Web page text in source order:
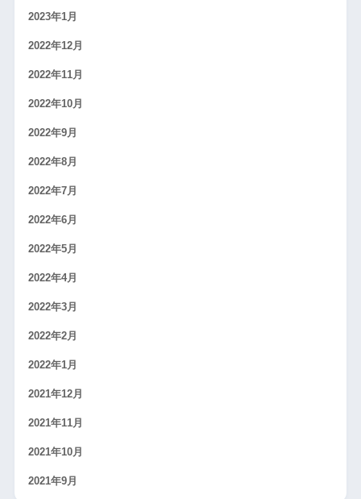
2023年1月
2022年12月
2022年11月
2022年10月
2022年9月
2022年8月
2022年7月
2022年6月
2022年5月
2022年4月
2022年3月
2022年2月
2022年1月
2021年12月
2021年11月
2021年10月
2021年9月